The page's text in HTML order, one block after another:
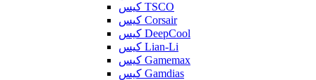
کیس TSCO
کیس Corsair
کیس DeepCool
کیس Lian-Li
کیس Gamemax
کیس Gamdias